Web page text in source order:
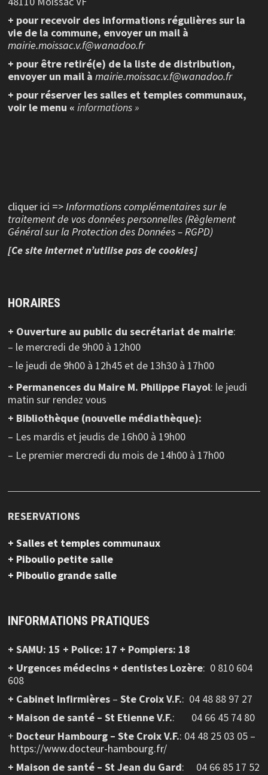
+ pour recevoir des informations régulières sur la
vie de la commune, envoyer un mail à
mairie.moissac.v.f@wanadoo.fr
+ pour être retiré(e) de la liste de distribution,
envoyer un mail à mairie.moissac.v.f@wanadoo.fr
+ pour réserver les salles et temples communaux,
voir le menu « informations »
cliquer ici =>Informations complémentaires sur le
traitement de vos données personnelles (Règlement
Général sur la Protection des Données – RGPD)
[Ce site internet n’utilise pas de cookies]
HORAIRES
+ Ouverture au public du secrétariat de mairie:
– le mercredi de 9h00 à 12h00
– le jeudi de 9h00 à 12h45 et de 13h30 à 17h00
+ Permanences du Maire M. Philippe Flayol: le jeudi
matin sur rendez vous
+ Bibliothèque (nouvelle médiathèque):
– Les mardis et jeudis de 16h00 à 19h00
– Le premier mercredi du mois de 14h00 à 17h00
RESERVATIONS
+ Salles et temples communaux
+ Piboulio petite salle
+ Piboulio grande salle
INFORMATIONS PRATIQUES
+ SAMU: 15 + Police: 17 + Pompiers: 18
+ Urgences médecins + dentistes Lozère: 0 810 604
608
+ Cabinet Infirmières– Ste Croix V.F.: 04 48 88 97 27
+ Maison de santé – St Etienne V.F.: 04 66 45 74 80
+ Docteur Hambourg – Ste Croix V.F.: 04 48 25 03 05 –
https://www.docteur-hambourg.fr/
+ Maison de santé – St Jean du Gard: 04 66 85 17 52